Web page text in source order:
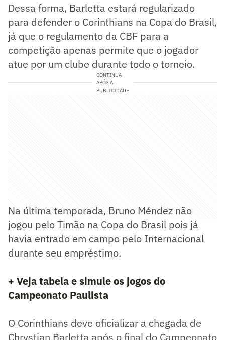
Dessa forma, Barletta estará regularizado
para defender o Corinthians na Copa do Brasil,
já que o regulamento da CBF para a
competição apenas permite que o jogador
atue por um clube durante todo o torneio.
CONTINUA
APÓS A
PUBLICIDADE
Na última temporada, Bruno Méndez não
jogou pelo Timão na Copa do Brasil pois já
havia entrado em campo pelo Internacional
durante seu empréstimo.
+ Veja tabela e simule os jogos do
Campeonato Paulista
O Corinthians deve oficializar a chegada de
Chrystian Barletta após o final do Campeonato